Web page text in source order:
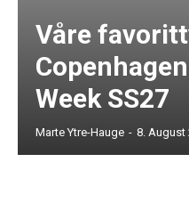
Våre
Week SS27
Marte Ytre-Hauge - 8. August